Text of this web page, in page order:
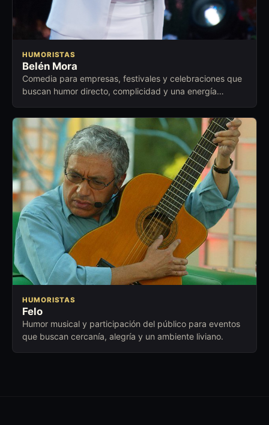
HUMORISTAS
Belén Mora
Comedia para empresas, festivales y celebraciones que
buscan humor directo, complicidad y una energía
HUMORISTAS
Felo
Humor musical y participación del público para eventos
que buscan cercanía, alegría y un ambiente liviano.